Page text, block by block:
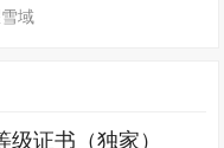
域
证书（独家）